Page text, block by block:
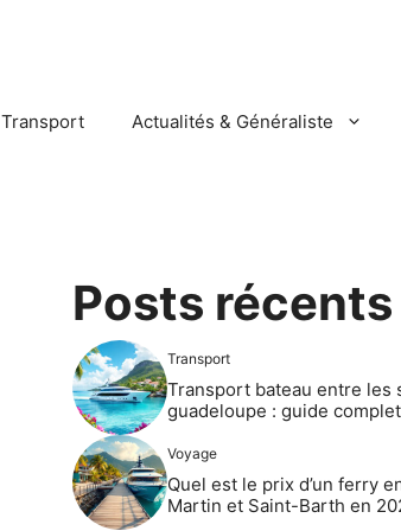
Transport Actualités & Généraliste
Posts récents
Transport
Transport bateau entre les
guadeloupe : guide
Voyage
Quel est le prix d’un ferry
Martin et Saint-Barth en